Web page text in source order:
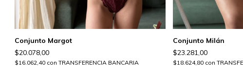
Conjunto Margot
$20.078,00
$16.062,40 con TRANSFERENCIA BANCARIA
Conjunto Milán
$23.281,00
$18.624,80 con